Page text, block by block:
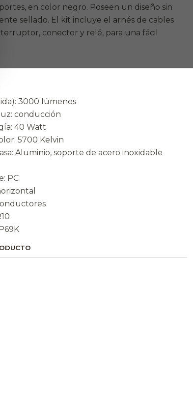
en color negro. Poseen un diseño sin
sellado. El kit incluye el arnés de cables
conector y relé, para una fácil
3000 lúmenes
conducción
40 Watt
5700 Kelvin
Aluminio, soporte de acero inoxidable
PC